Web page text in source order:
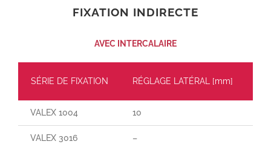
FIXATION INDIRECTE
AVEC INTERCALAIRE
SÉRIE DE FIXATION RÉGLAGE LATÉRAL [mm]
VALEX 1004 10
VALEX 3016 –